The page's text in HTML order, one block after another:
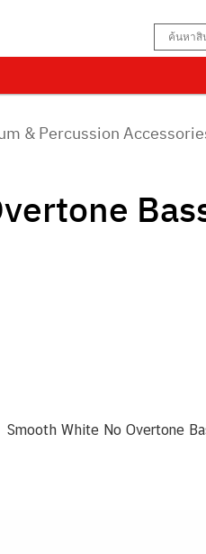
& Percussion
White No Overtone